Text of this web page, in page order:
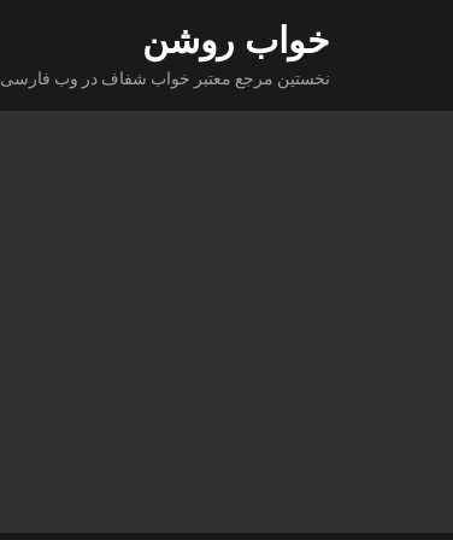
خواب روشن
نخستین مرجع معتبر خواب شفاف در وب فارسی